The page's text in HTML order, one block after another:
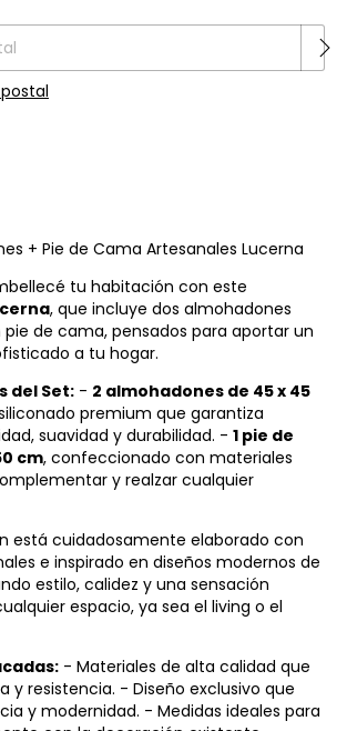
+ Pie de Cama Artesanales Lucerna
tu habitación con este
, que incluye dos almohadones
de cama, pensados para aportar un
a tu hogar.
del Set: - 2 almohadones de 45 x 45
premium que garantiza
suavidad y durabilidad. - 1 pie de
cm, confeccionado con materiales
y realzar cualquier
está cuidadosamente elaborado con
e inspirado en diseños modernos de
estilo, calidez y una sensación
espacio, ya sea el living o el
- Materiales de alta calidad que
y resistencia. - Diseño exclusivo que
y modernidad. - Medidas ideales para